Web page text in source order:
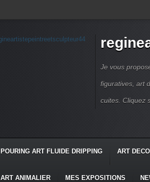
Je vous
figuratives, art
cuites. Cliquez
POURING ART FLUIDE DRIPPING ART
ART ANIMALIER MES EXPOSITIONS